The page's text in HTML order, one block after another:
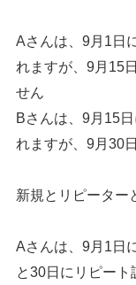
Aさんは、9月1日
れますが、9月15
せん
Bさんは、9月15
れますが、9月30
新規とリピーター
Aさんは、9月1日
と30日にリピート